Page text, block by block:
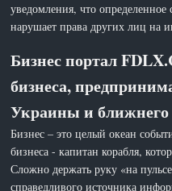
уведомления, что
нарушает права других лиц на
Бизнес портал
бизнеса,
Украины и ближнего
Бизнес – это целый океан
бизнеса - капитан корабля,
Сложно держать руку «на
справедливого источника